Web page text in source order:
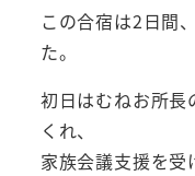
この合宿は2日間
た。
初日はむねお所長
くれ、
家族会議支援を受